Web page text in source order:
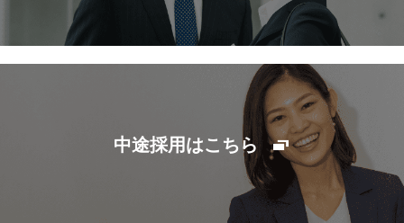
中途採用はこちら